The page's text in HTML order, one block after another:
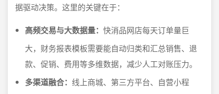
据驱动决策。这里的关键在于：
高频交易与大数据量： 快消品网店每天订单量巨
大，财务报表模板需要能自动归类和汇总销售、退
款、促销、费用等多维数据，减少人工对账压力。
多渠道融合： 线上商城、第三方平台、自营小程